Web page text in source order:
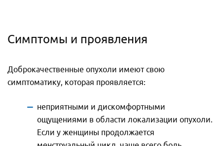
Симптомы и проявления
Доброкачественные опухоли имеют свою
симптоматику, которая проявляется:
неприятными и дискомфортными
ощущениями в области локализации опухоли.
Если у женщины продолжается